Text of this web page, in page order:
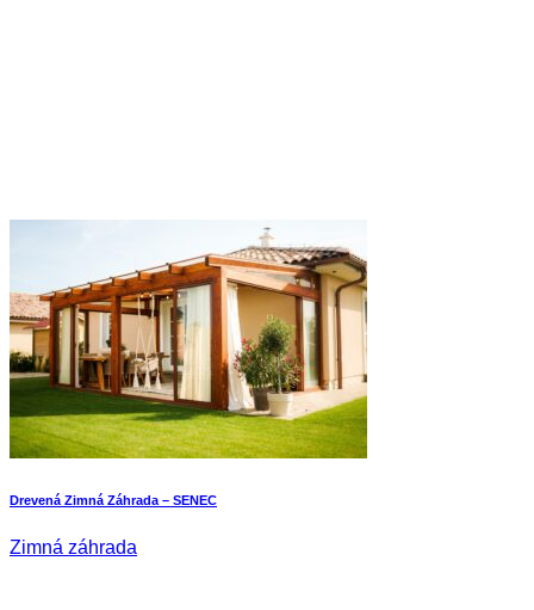
Drevená Zimná Záhrada – SENEC
Zimná záhrada